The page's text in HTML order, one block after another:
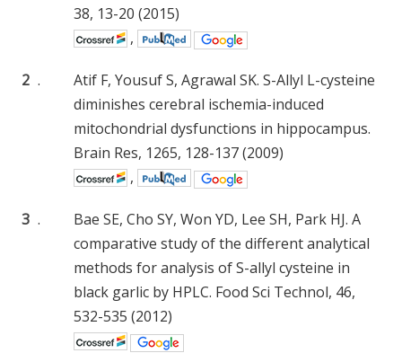
38, 13-20 (2015)
,
2 .
Atif F, Yousuf S, Agrawal SK. S-Allyl L-cysteine
diminishes cerebral ischemia-induced
mitochondrial dysfunctions in hippocampus.
Brain Res, 1265, 128-137 (2009)
,
3 .
Bae SE, Cho SY, Won YD, Lee SH, Park HJ. A
comparative study of the different analytical
methods for analysis of S-allyl cysteine in
black garlic by HPLC. Food Sci Technol, 46,
532-535 (2012)